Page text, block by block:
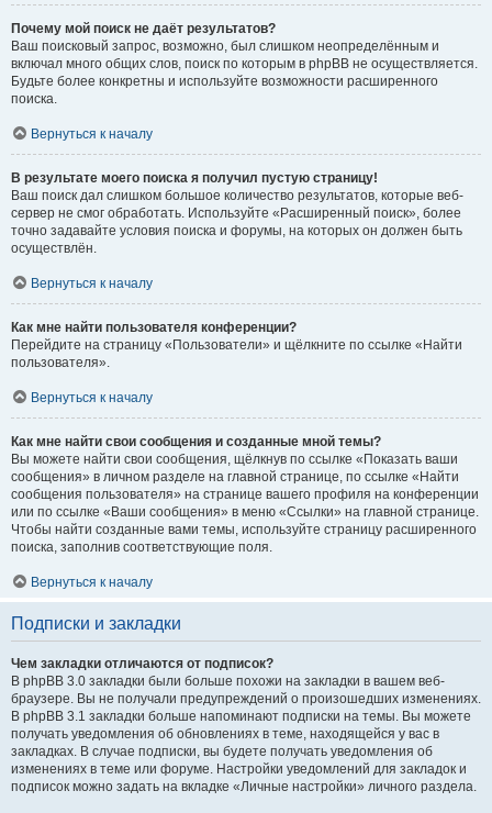
Почему мой поиск не даёт результатов?
Ваш поисковый запрос, возможно, был слишком неопределённым и
включал много общих слов, поиск по которым в phpBB не осуществляется.
Будьте более конкретны и используйте возможности расширенного
поиска.
Вернуться к началу
В результате моего поиска я получил пустую страницу!
Ваш поиск дал слишком большое количество результатов, которые веб-
сервер не смог обработать. Используйте «Расширенный поиск», более
точно задавайте условия поиска и форумы, на которых он должен быть
осуществлён.
Вернуться к началу
Как мне найти пользователя конференции?
Перейдите на страницу «Пользователи» и щёлкните по ссылке «Найти
пользователя».
Вернуться к началу
Как мне найти свои сообщения и созданные мной темы?
Вы можете найти свои сообщения, щёлкнув по ссылке «Показать ваши
сообщения» в личном разделе на главной странице, по ссылке «Найти
сообщения пользователя» на странице вашего профиля на конференции
или по ссылке «Ваши сообщения» в меню «Ссылки» на главной странице.
Чтобы найти созданные вами темы, используйте страницу расширенного
поиска, заполнив соответствующие поля.
Вернуться к началу
Подписки и закладки
Чем закладки отличаются от подписок?
В phpBB 3.0 закладки были больше похожи на закладки в вашем веб-
браузере. Вы не получали предупреждений о произошедших изменениях.
В phpBB 3.1 закладки больше напоминают подписки на темы. Вы можете
получать уведомления об обновлениях в теме, находящейся у вас в
закладках. В случае подписки, вы будете получать уведомления об
изменениях в теме или форуме. Настройки уведомлений для закладок и
подписок можно задать на вкладке «Личные настройки» личного раздела.